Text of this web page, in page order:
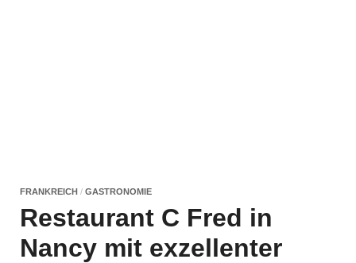
FRANKREICH / GASTRONOMIE
Restaurant C Fred in
Nancy mit exzellenter